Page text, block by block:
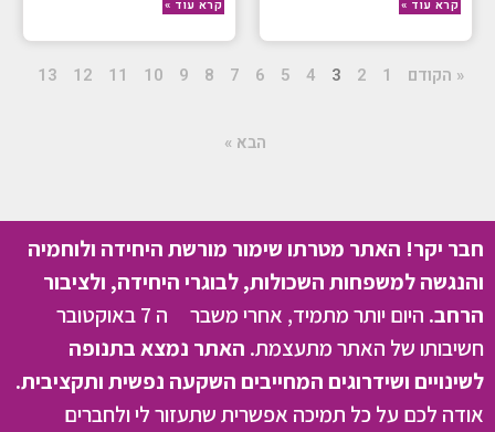
קרא עוד » קרא עוד »
« הקודם 1
2
3
4
5
6
7
8
9
10
11
12
13
הבא »
חבר יקר! האתר מטרתו שימור מורשת היחידה ולוחמיה
והנגשה למשפחות השכולות, לבוגרי היחידה, ולציבור
הרחב.
היום יותר מתמיד, אחרי משבר ה 7 באוקטובר
חשיבותו של האתר מתעצמת. האתר נמצא בתנופה
לשינויים ושידרוגים המחייבים השקעה נפשית ותקציבית.
אודה לכם על כל תמיכה אפשרית שתעזור לי ולחברים